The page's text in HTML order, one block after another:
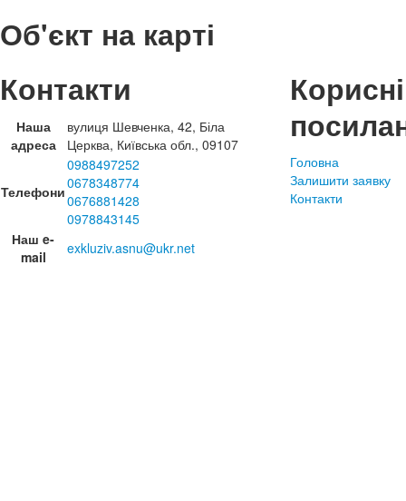
Об'єкт на карті
Контакти
Наша
адреса
вулиця Шевченка, 42, Біла
Церква, Київська обл., 09107
Телефони
0988497252
0678348774
0676881428
0978843145
Наш e-
mail
exkluziv.asnu@ukr.net
Корисні
Головна
Залишити заявку
Контакти